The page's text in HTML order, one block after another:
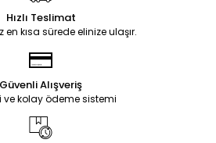
Hızlı Teslimat
en kısa sürede elinize ulaşır.
Güvenli Alışveriş
ve kolay ödeme sistemi